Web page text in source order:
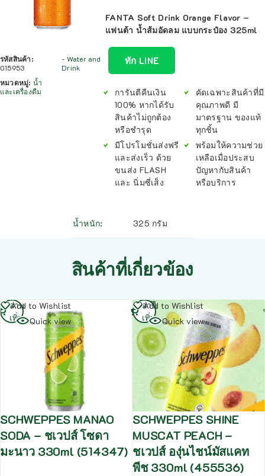
รหัสสินค้า:
015953
หมวดหมู่: น้ำ
และเครื่องดืม
- Water and
Drink
FANTA Soft Drink Orange Flavor –
แฟนต้า น้ำส้มอัดลม แบบกระป๋อง 325ml
ทัก LINE
การันตีคืนเงิน
100% หากได้รับ
สินค้าไม่ถูกต้อง
หรือชำรุด
มีโปรโมชั่นส่งฟรี
และส่งเร็ว ด้วย
ขนส่ง FLASH
และ นิ่มซี่เส็ง
คัดเฉพาะสินค้าที่มี
คุณภาพดี มี
มาตรฐาน ของแท้
ทุกชิ้น
พร้อมให้ความช่วย
เหลือเมื่อประสบ
ปัญหากับสินค้า
หรือบริการ
น้ำหนัก 325 กรัม
สินค้าที่เกี่ยวข้อง
Add to Wishlist
Quick view
SCHWEPPES MANAO
SODA – ชเวปส์ โซดา
มะนาว 330ml (514347)
อ่าน
เพิ่ม
Add to Wishlist
Quick view
SCHWEPPES SHINE
MUSCAT PEACH –
ชเวปส์ องุ่นไชน์มัสแคท
พีช 330ml (455536)
อ่าน
เพิ่ม